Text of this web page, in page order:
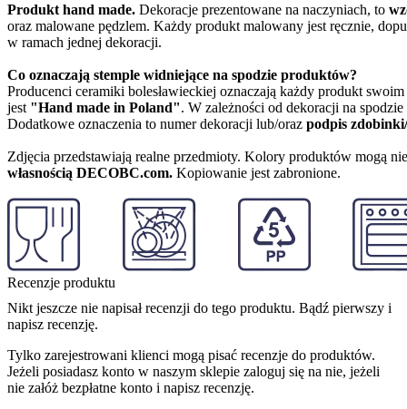
Produkt hand made. Dekoracje prezentowane na naczyniach, to
oraz malowane pędzlem. Każdy produkt malowany jest ręcznie,
w ramach jednej dekoracji.
Co oznaczają stemple widniejące na spodzie produktów?
Producenci ceramiki bolesławieckiej oznaczają każdy produkt swoim
jest "Hand made in Poland". W zależności od dekoracji na
Dodatkowe oznaczenia to numer dekoracji lub/oraz podpis
Zdjęcia przedstawiają realne przedmioty. Kolory produktów mogą
własnością DECOBC.com. Kopiowanie jest zabronione.
Recenzje produktu
Nikt jeszcze nie napisał recenzji do tego produktu. Bądź pierwszy i
napisz recenzję.
Tylko zarejestrowani klienci mogą pisać recenzje do produktów.
Jeżeli posiadasz konto w naszym sklepie zaloguj się na nie, jeżeli
nie załóż bezpłatne konto i napisz recenzję.